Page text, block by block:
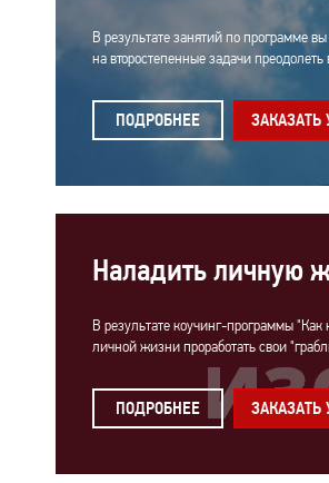
В результате занятий по программе
на второстепенные задачи
ПОДРОБНЕЕ ЗАКАЗАТЬ
Наладить личную
В результате коучинг-программы
личной жизни проработать свои
ПОДРОБНЕЕ ЗАКАЗАТЬ